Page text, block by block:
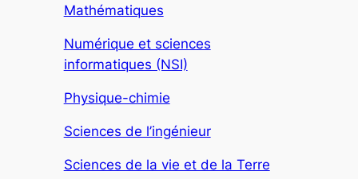
Mathématiques
Numérique et sciences
informatiques (NSI)
Physique-chimie
Sciences de l’ingénieur
Sciences de la vie et de la Terre